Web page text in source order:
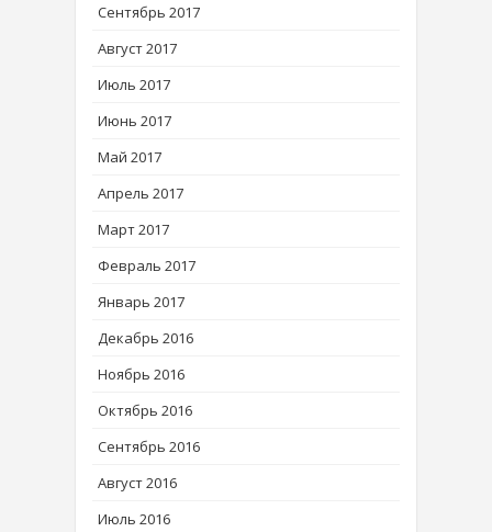
Сентябрь 2017
Август 2017
Июль 2017
Июнь 2017
Май 2017
Апрель 2017
Март 2017
Февраль 2017
Январь 2017
Декабрь 2016
Ноябрь 2016
Октябрь 2016
Сентябрь 2016
Август 2016
Июль 2016